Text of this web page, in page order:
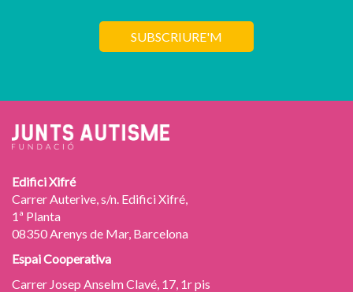
SUBSCRIURE'M
Edifici Xifré
Carrer Auterive, s/n. Edifici Xifré,
1ª Planta
08350 Arenys de Mar, Barcelona
Espai Cooperativa
Carrer Josep Anselm Clavé, 17, 1r pis